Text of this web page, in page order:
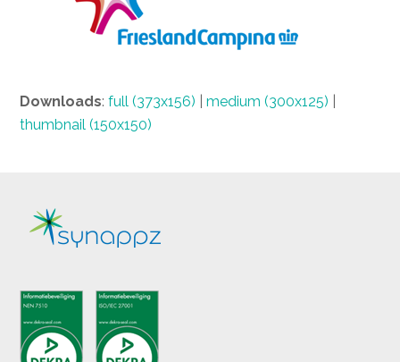
Downloads:full (373x156) |medium (300x125)
thumbnail (150x150)